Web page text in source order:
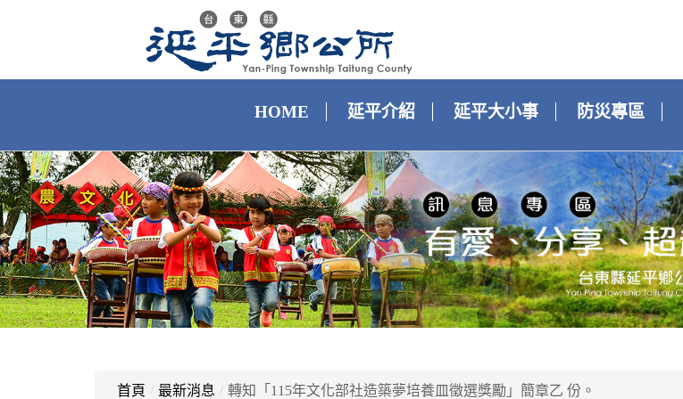
HOME 延平介紹 延平大小事 防災專區
首頁 / 最新消息 / 轉知「115年文化部社造築夢培養皿徵選獎勵」簡章乙 份。